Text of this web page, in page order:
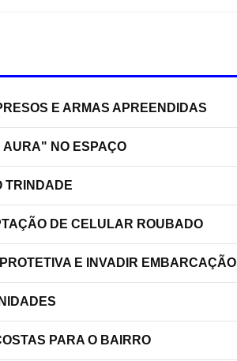
E ARMAS APREENDIDAS
AURA" NO ESPAÇO
TRINDADE
DE CELULAR ROUBADO
E INVADIR EMBARCAÇÃO
PARA O BAIRRO